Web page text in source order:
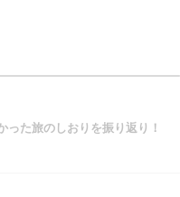
った旅のしおりを振り返り！